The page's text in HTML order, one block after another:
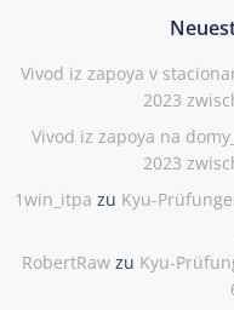
Vivod iz zapoya v
2023
Vivod iz zapoya na
2023
1win_itpa zu Kyu-
RobertRawzu Kyu-